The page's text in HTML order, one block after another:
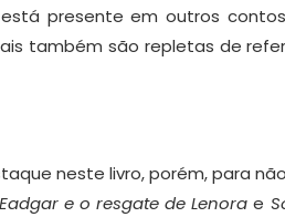
presente em outros
também são repletas de
neste livro, porém, para
Eadgar e o resgate de Lenora e